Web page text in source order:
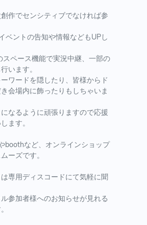
作でセンシティブでなければ参
ベントの告知や情報などもUPし
ペース機能で実況中継、一部の
います。
ワードを隠したり、皆様からド
会場内に飾ったりもしちゃいま
なるように頑張りますので応援
ます。
boothなど、オンラインショップ
ーズです。
専用ディスコードにて気軽に聞
参加者様へのお知らせが見れる